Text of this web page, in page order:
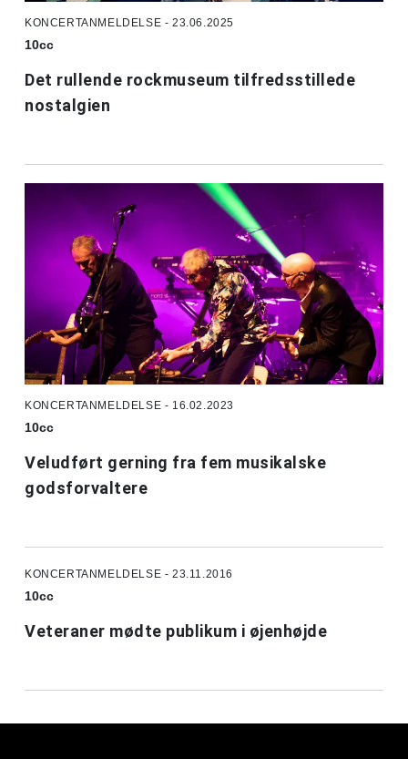
KONCERTANMELDELSE - 23.06.2025
10cc
Det rullende rockmuseum tilfredsstillede
nostalgien
KONCERTANMELDELSE - 16.02.2023
10cc
Veludført gerning fra fem musikalske
godsforvaltere
KONCERTANMELDELSE - 23.11.2016
10cc
Veteraner mødte publikum i øjenhøjde